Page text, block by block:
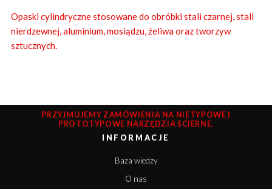
Opaski cylindryczne stosowane do obróbki stali czarnej, stali
nierdzewnej, aluminium, mosiądzu, żeliwa oraz tworzyw
sztucznych.
PRZYJMUJEMY ZAMÓWIENIA NA NIETYPOWE I
PROTOTYPOWE NARZĘDZIA ŚCIERNE.
INFORMACJE
Baza wiedzy
O nas